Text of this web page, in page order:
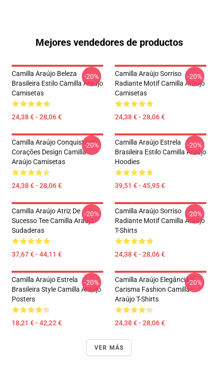
Mejores vendedores de productos
Camilla Araújo Beleza
Brasileira Estilo Camilla Araújo
Camisetas
24,38 € - 28,06 €
-20%
Camilla Araújo Sorriso
Radiante Motif Camilla Araújo
Camisetas
24,38 € - 28,06 €
-20%
Camilla Araújo Conquistando
Corações Design Camilla
Araújo Camisetas
24,38 € - 28,06 €
-20%
Camilla Araújo Estrela
Brasileira Estilo Camilla Araújo
Hoodies
39,51 € - 45,95 €
-20%
Camilla Araújo Atriz De
Sucesso Tee Camilla Araújo
Sudaderas
37,67 € - 44,11 €
-20%
Camilla Araújo Sorriso
Radiante Motif Camilla Araújo
T-Shirts
24,38 € - 28,06 €
-20%
Camilla Araújo Estrela
Brasileira Style Camilla Araújo
Posters
18,21 € - 42,22 €
-20%
Camilla Araújo Elegância E
Carisma Fashion Camilla
Araújo T-Shirts
24,38 € - 28,06 €
-20%
VER MÁS